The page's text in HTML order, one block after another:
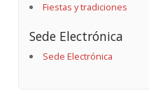
Fiestas y tradiciones
Sede Electrónica
Sede Electrónica